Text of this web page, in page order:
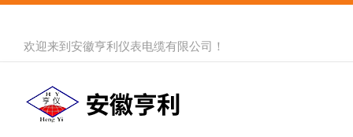
欢迎来到 安徽亨利仪表电缆有限公司 ！